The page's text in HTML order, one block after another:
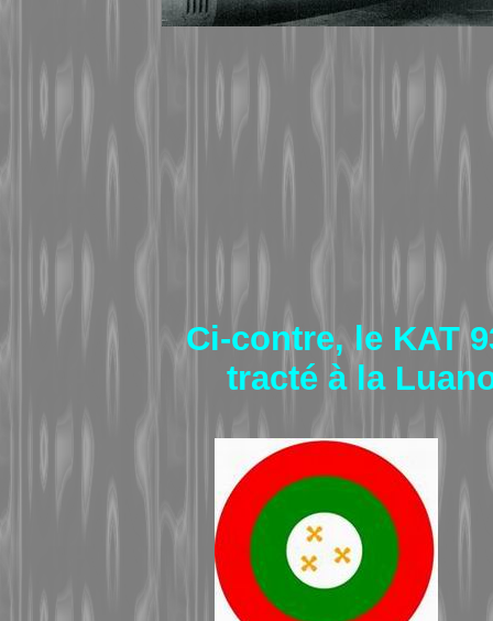
Ci-contre, le KAT
tracté à la